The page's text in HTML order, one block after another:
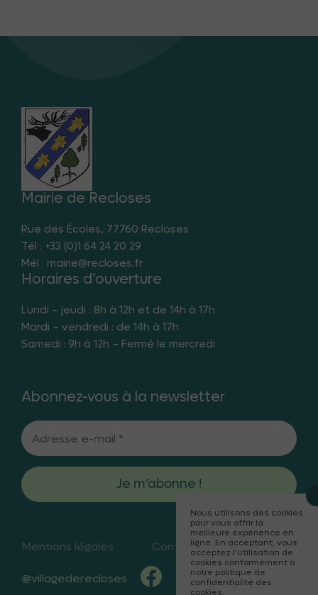
Mairie de Recloses
Rue des Écoles, 77760 Recloses
Tél : +33 (0)1 64 24 20 29
Mél : mairie@recloses.fr
Horaires d’ouverture
Lundi – jeudi : 8h à 12h et de 14h à 17h
Mardi – vendredi : de 14h à 17h
Samedi : 9h à 12h – Fermé le mercredi
Abonnez-vous à la newsletter
Mentions légales Confidentialités
@villagederecloses
Nous utilisons des cookies
pour vous offrir la
meilleure expérience en
ligne. En acceptant, vous
acceptez l'utilisation de
cookies conformément à
notre politique de
confidentialité des
cookies.